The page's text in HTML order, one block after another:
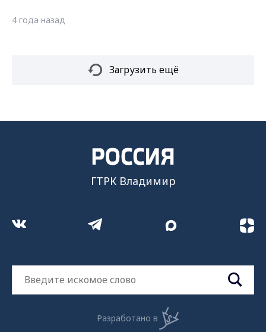
4 года назад
Загрузить ещё
ГТРК Владимир
Разработано в